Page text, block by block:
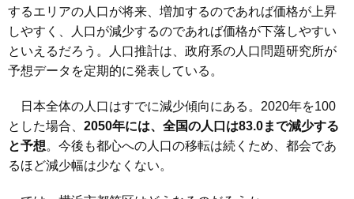
するエリアの人口が将来、増加するのであれば価格が上昇
しやすく、人口が減少するのであれば価格が下落しやすい
といえるだろう。人口推計は、政府系の人口問題研究所が
予想データを定期的に発表している。
日本全体の人口はすでに減少傾向にある。2020年を100
とした場合、 2050年には、全国の人口は83.0まで減少する
と予想。今後も都心への人口の移転は続くため、都会であ
るほど減少幅は少なくない。